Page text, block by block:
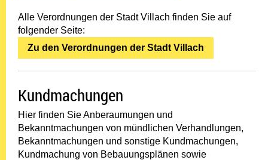
Alle Verordnungen der Stadt Villach finden Sie auf
folgender Seite:
Zu den Verordnungen der Stadt Villach
Kundmachungen
Hier finden Sie Anberaumungen und
Bekanntmachungen von mündlichen Verhandlungen,
Bekanntmachungen und sonstige Kundmachungen,
Kundmachung von Bebauungsplänen sowie